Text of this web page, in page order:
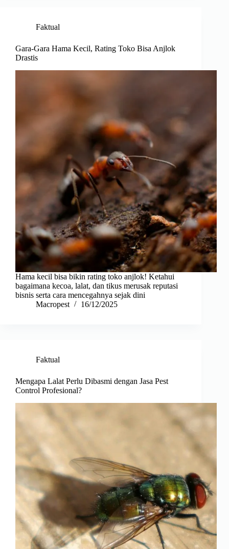
Faktual
Gara-Gara Hama Kecil, Rating Toko Bisa Anjlok
Drastis
Hama kecil bisa bikin rating toko anjlok! Ketahui
bagaimana kecoa, lalat, dan tikus merusak reputasi
bisnis serta cara mencegahnya sejak dini
Macropest
16/12/2025
Faktual
Mengapa Lalat Perlu Dibasmi dengan Jasa Pest
Control Profesional?